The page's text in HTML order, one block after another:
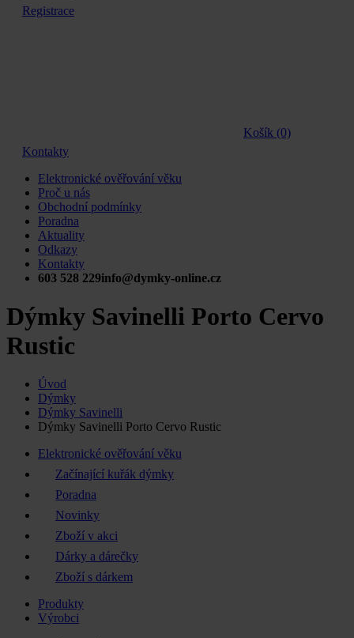
Registrace
Košík (0)
Kontakty
Elektronické ověřování věku
Proč u nás
Obchodní podmínky
Poradna
Aktuality
Odkazy
Kontakty
603 528 229info@dymky-online.cz
Dýmky Savinelli Porto Cervo
Rustic
Úvod
Dýmky
Dýmky Savinelli
Dýmky Savinelli Porto Cervo Rustic
Elektronické ověřování věku
Začínající kuřák dýmky
Poradna
Novinky
Zboží v akci
Dárky a dárečky
Zboží s dárkem
Produkty
Výrobci